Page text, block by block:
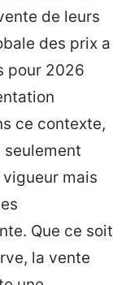
de leurs
des prix a
pour 2026
ce contexte,
mais
Que ce soit
la vente